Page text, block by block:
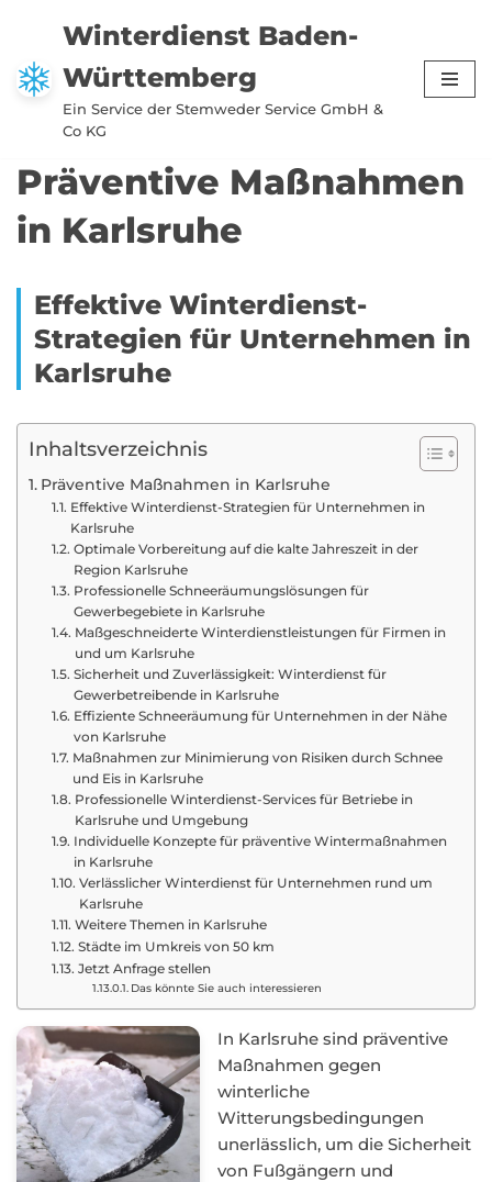
Zum
Inhalt
springen
Winterdienst Baden-
Württemberg
Ein Service der Stemweder Service GmbH &
Co KG
Präventive Maßnahmen
in Karlsruhe
Effektive Winterdienst-
Strategien für Unternehmen in
Karlsruhe
Inhaltsverzeichnis
Präventive Maßnahmen in Karlsruhe
Effektive Winterdienst-Strategien für Unternehmen in
Karlsruhe
Optimale Vorbereitung auf die kalte Jahreszeit in der
Region Karlsruhe
Professionelle Schneeräumungslösungen für
Gewerbegebiete in Karlsruhe
Maßgeschneiderte Winterdienstleistungen für Firmen in
und um Karlsruhe
Sicherheit und Zuverlässigkeit: Winterdienst für
Gewerbetreibende in Karlsruhe
Effiziente Schneeräumung für Unternehmen in der Nähe
von Karlsruhe
Maßnahmen zur Minimierung von Risiken durch Schnee
und Eis in Karlsruhe
Professionelle Winterdienst-Services für Betriebe in
Karlsruhe und Umgebung
Individuelle Konzepte für präventive Wintermaßnahmen
in Karlsruhe
Verlässlicher Winterdienst für Unternehmen rund um
Karlsruhe
Weitere Themen in Karlsruhe
Städte im Umkreis von 50 km
Jetzt Anfrage stellen
Das könnte Sie auch interessieren
In Karlsruhe sind präventive
Maßnahmen gegen
winterliche
Witterungsbedingungen
unerlässlich, um die Sicherheit
von Fußgängern und